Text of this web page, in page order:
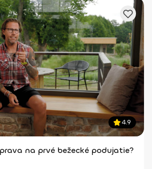
4.9
na prvé bežecké podujatie?